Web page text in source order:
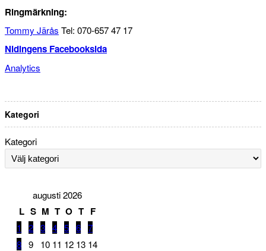
Ringmärkning:
Tommy Järås Tel: 070-657 47 17
Nidingens Facebooksida
Analytics
Kategori
Kategori
augusti 2026
L S M T O T F
1 2 3 4 5 6 7
8 9 10 11 12 13 14